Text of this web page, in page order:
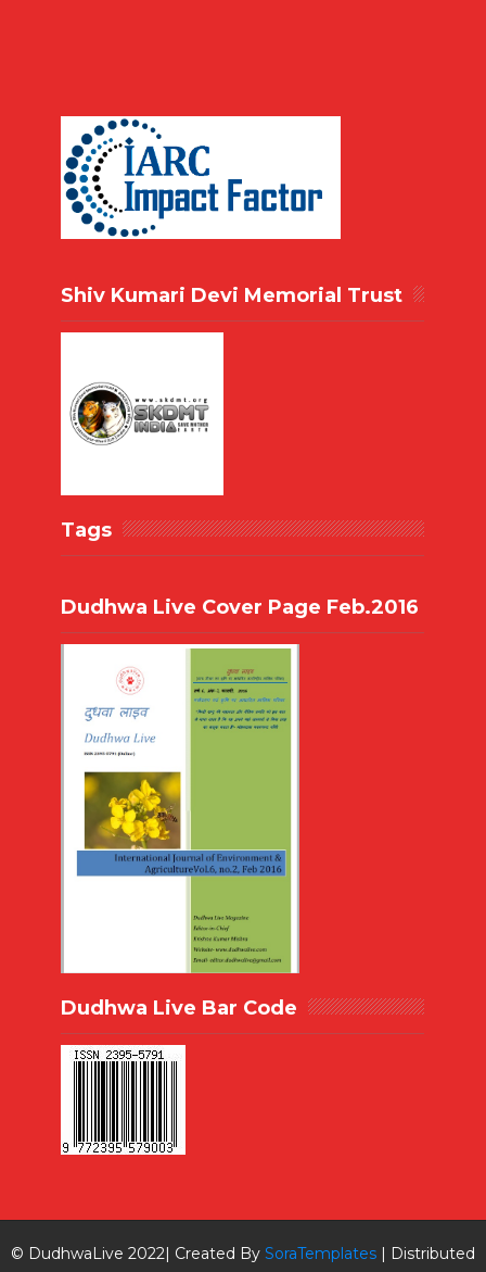
Shiv Kumari Devi Memorial Trust
Tags
Dudhwa Live Cover Page Feb.2016
Dudhwa Live Bar Code
© DudhwaLive 2022| Created By SoraTemplates| Distributed